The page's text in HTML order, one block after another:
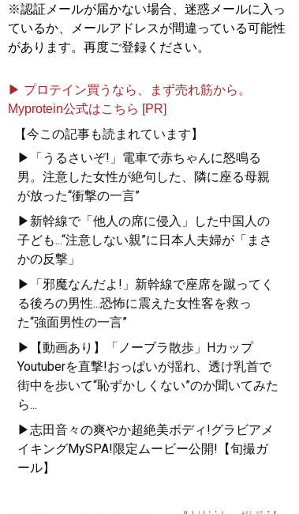
※認証メールが届かない場合、迷惑メールに入っ
ているか、メールアドレスが間違っている可能性
があります。再度ご登録ください。
▶ プロテイン買うなら、まず売れ筋から。
Myprotein公式はこちら [PR]
【今この記事も読まれています】
▶「うるさいぞ!」電車で赤ちゃんに怒鳴る
男。注意した女性が絶句した、隣に座る母親
が放った“衝撃の一言”
▶新幹線で「他人の席に侵入」した中国人の
子ども...“注意しない親”に日本人夫婦が「まさ
かの反撃」
▶「邪魔なんだよ!」新幹線で座席を蹴ってく
る後ろの男性...恐怖に震えた女性客を救っ
た“強面男性の一言”
▶【動画あり】「ノーブラ散歩」Hカップ
Youtuberを直撃!おっぱいが揺れ、透け乳首で
街中を歩いて“恥ずかしくない”のか聞いてみた
ら...
▶志田音々の爽やか超絶美ボディ!グラビアメ
イキングMySPA!限定ムービー公開!【旬撮ガ
ール】